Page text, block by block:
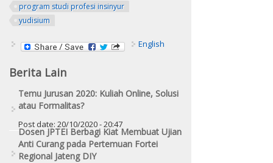
program studi profesi insinyur
yudisium
English
Berita Lain
Temu Jurusan 2020: Kuliah Online, Solusi
atau Formalitas?
Post date: 20/10/2020 - 20:47
Dosen JPTEI Berbagi Kiat Membuat Ujian
Anti Curang pada Pertemuan Fortei
Regional Jateng DIY